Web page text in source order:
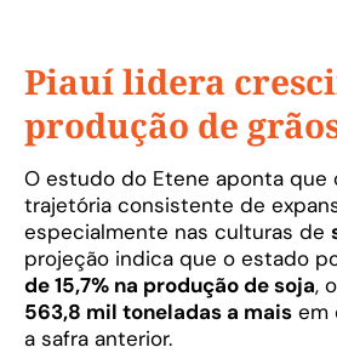
Piauí lidera
produção de
O estudo do Etene aponta que
trajetória consistente de
especialmente nas culturas de
projeção indica que o estado
de 15,7% na produção de soja,
563,8 mil toneladas a mais em
a safra anterior.